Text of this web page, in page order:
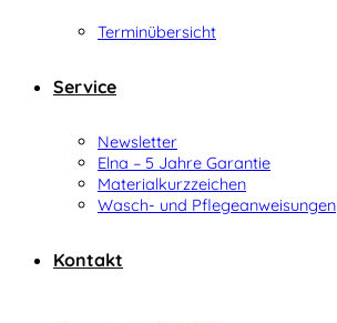
Terminübersicht
Service
Newsletter
Elna – 5 Jahre Garantie
Materialkurzzeichen
Wasch- und Pflegeanweisungen
Kontakt